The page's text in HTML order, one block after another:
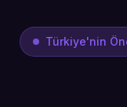
Türkiye'nin